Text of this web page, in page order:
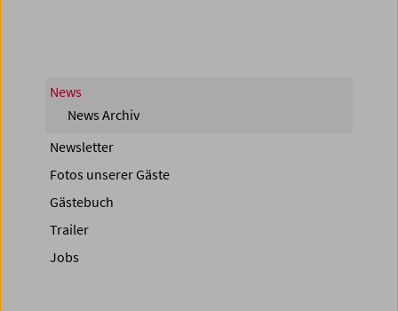
News
News Archiv
Newsletter
Fotos unserer Gäste
Gästebuch
Trailer
Jobs